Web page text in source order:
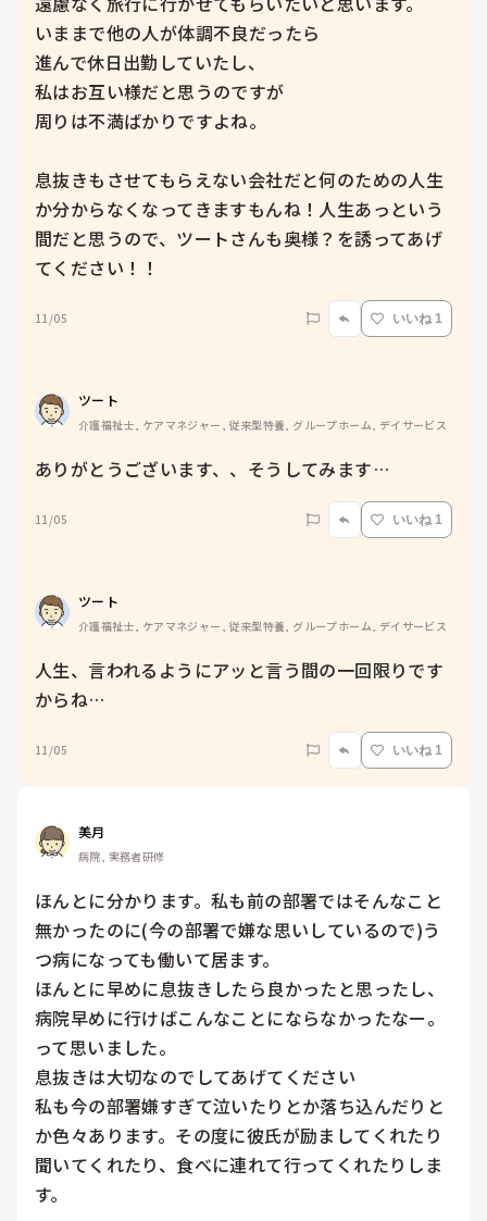
いままで他の人が体調不良だったら
進んで休日出勤していたし、
私はお互い様だと思うのですが
周りは不満ばかりですよね。
息抜きもさせてもらえない会社だと何のための人生
か分からなくなってきますもんね！人生あっという
間だと思うので、ツートさんも奥様？を誘ってあげ
てください！！
11/05 いいね 1
ツート
介護福祉士, ケアマネジャー, 従来型特養, グループホーム, デイサービス
ありがとうございます、、そうしてみます…
11/05 いいね 1
ツート
介護福祉士, ケアマネジャー, 従来型特養, グループホーム, デイサービス
人生、言われるようにアッと言う間の一回限りです
からね…
11/05 いいね 1
美月
病院, 実務者研修
ほんとに分かります。私も前の部署ではそんなこと
無かったのに(今の部署で嫌な思いしているので)う
つ病になっても働いて居ます。
ほんとに早めに息抜きしたら良かったと思ったし、
病院早めに行けばこんなことにならなかったなー。
って思いました。
息抜きは大切なのでしてあげてください
私も今の部署嫌すぎて泣いたりとか落ち込んだりと
か色々あります。その度に彼氏が励ましてくれたり
聞いてくれたり、食べに連れて行ってくれたりしま
す。